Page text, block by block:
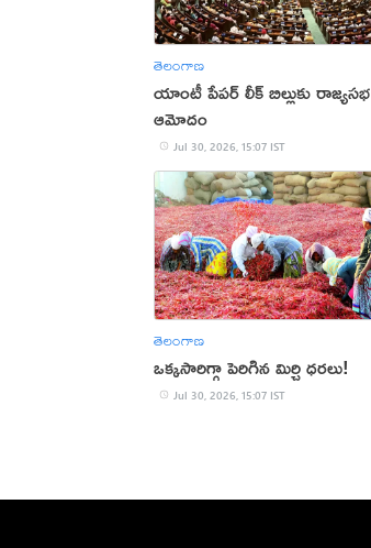
తెలంగాణ
యాంటీ పేపర్ లీక్ బిల్లుకు రాజ్యసభ
ఆమోదం
Jul 30, 2026, 15:07 IST
తెలంగాణ
ఒక్కసారిగ్గా పెరిగిన మిర్చి ధరలు!
Jul 30, 2026, 15:07 IST